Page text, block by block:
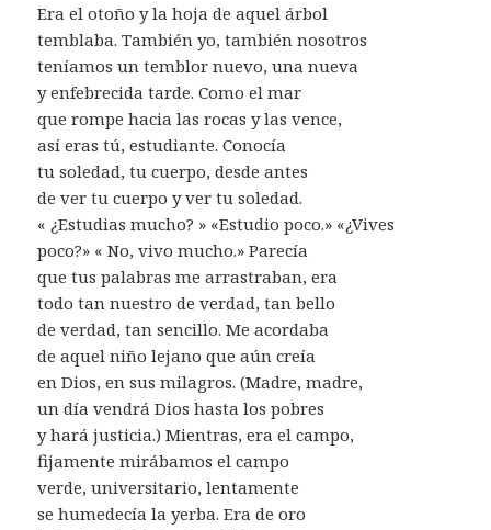
Era el otoño y la hoja de aquel árbol
temblaba. También yo, también nosotros
teníamos un temblor nuevo, una nueva
y enfebrecida tarde. Como el mar
que rompe hacia las rocas y las vence,
así eras tú, estudiante. Conocía
tu soledad, tu cuerpo, desde antes
de ver tu cuerpo y ver tu soledad.
« ¿Estudias mucho? » «Estudio poco.» «¿Vives
poco?» « No, vivo mucho.» Parecía
que tus palabras me arrastraban, era
todo tan nuestro de verdad, tan bello
de verdad, tan sencillo. Me acordaba
de aquel niño lejano que aún creía
en Dios, en sus milagros. (Madre, madre,
un día vendrá Dios hasta los pobres
y hará justicia.) Mientras, era el campo,
fijamente mirábamos el campo
verde, universitario, lentamente
se humedecía la yerba. Era de oro